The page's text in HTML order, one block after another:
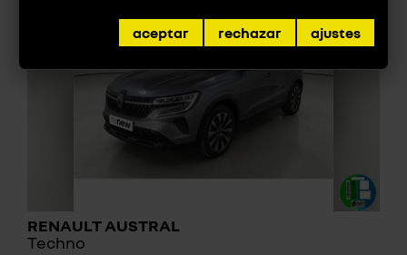
RENAULT AUSTRAL
Techno
aceptar rechazar ajustes